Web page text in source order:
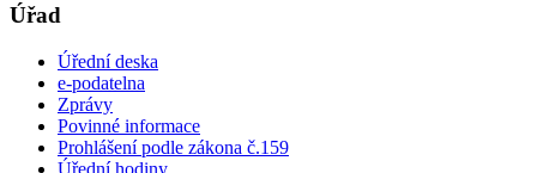
Úřad
Úřední deska
e-podatelna
Zprávy
Povinné informace
Prohlášení podle zákona č.159
Úřední hodiny